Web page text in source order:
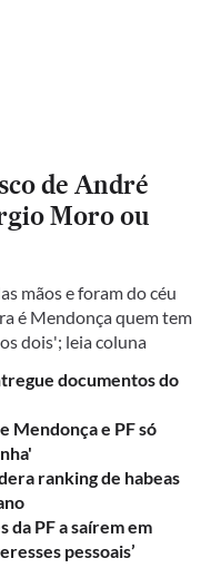
de André
Moro ou
mãos e foram do céu
é Mendonça quem tem
dois'; leia coluna
documentos do
Mendonça e PF só
ranking de habeas
da PF a saírem em
pessoais’